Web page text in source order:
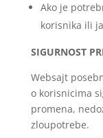
Ako je
korisnika ili
SIGURNOST
Websajt
o korisnicima
promena,
zloupotrebe.